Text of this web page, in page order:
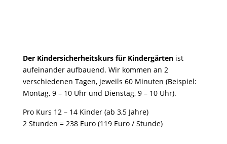
Der Kindersicherheitskurs für Kindergärtenist
aufeinander aufbauend. Wir kommen an 2
verschiedenen Tagen, jeweils 60 Minuten (Beispiel:
Montag, 9 – 10 Uhr und Dienstag, 9 – 10 Uhr).
Pro Kurs 12 – 14 Kinder (ab 3,5 Jahre)
2 Stunden = 238 Euro (119 Euro / Stunde)